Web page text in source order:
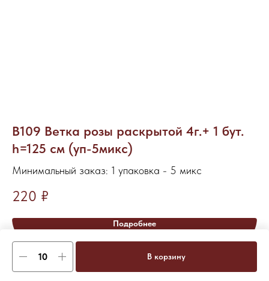
В корзину
В109 Ветка розы раскрытой 4г.+ 1 бут.
h=125 см (уп-5микс)
Минимальный заказ: 1 упаковка - 5 микс
220 ₽
Подробнее